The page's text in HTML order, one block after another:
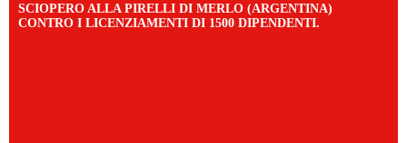
SCIOPERO ALLA PIRELLI DI MERLO (ARGENTINA)
CONTRO I LICENZIAMENTI DI 1500 DIPENDENTI.